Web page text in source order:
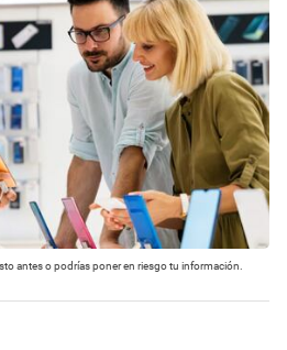
antes o podrías poner en riesgo tu información.